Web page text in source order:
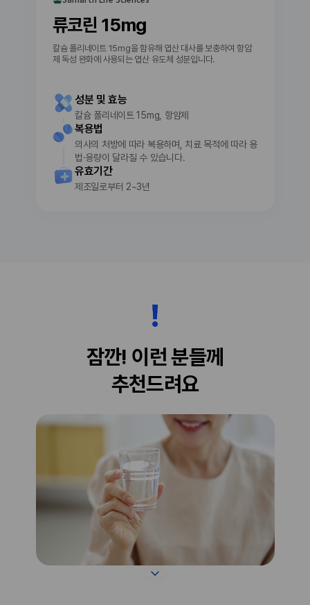
생성을 억제하여 탈모를 방지하고 머리카락의 재
생을 촉진합니다. 또한, 양성 전립선 비대증(BPH)
의 치료에도 사용되어, 전립선 크기를 줄이고 배뇨
증상을 개선하는 데 도움을 줍니다. 이 약물은 호
탈모(안드로겐 탈모)와 양성 전립선 비대증 치료에
사용되는 약물입니다. 이 약물은 디하이드로테스
토스테론(DHT)의 생성을 억제하여 탈모를 예방하
고, 전립선의 크기를 줄이는 데 도움을 줍니다. 미
녹시딜 경구제는 원래 고혈압 치료를 위해 개발되
었습니다. 이 약물의 주된 작용 원리는 혈관을 확
장시켜 혈압을 낮추는 것입니다. 피나스테리드는
실된 상황이라면 이런 효과는 발생하지 않는다.모
발 증가의 관점에서 보면 피나스테리드는 최소한
는 게 생장기-퇴행기-휴지기의 과정을 거치는데,
모발이 주로 빠지는 것은 휴지기 모발이다. 이런
휴지기 기간이 대략 3~6개월 정도이기에 이 기간
이 지나야 효과를 볼 수 있는 것이다. 또한 발모된
걸리기 때문에 아무리 마음이 급해도 최소 3개월
은 인내심을 갖고 기다릴 필요가 있다.다만 피나스
테리드의 본질적인 기능인 탈모 감소효과는 이보
다 훨씬 일찍 나타나는데, 빠르면 한 일주일만 복
용해도 머리를 감거나 빗을 때 머리카락이 빠지는
현상이 크게 감소한다. 일단 머리카락 빠지는 것이
줄어들면서 새로 난 모발에 의해 장기적으로 모발
증가 효과가 나타나는 것이다. 임상적으로는 1년
~1년 6개월가량 장기 복용 후에 모발 밀도가 최고
조에 달한다고 보고되고 있는데, 이는 효과가 늦게
나타나는 사람들까지 포함한 수치로 효과가 빠른
경우 6개월이면 상당한 모발 증가 효과를 체감할
수 있다.안타깝게도 매우 드물게 효과가 별로 없는
각한 심혈관 문제로 이어질 수 있다. � 따라서 협
심증, 심부전, 최근 심근경색 또는 뇌졸중 병력, 혈
압 문제 등이 있다면 임의로 판단하지 말고 반드시
의사 또는 약사와 상의해야 한다.음주와의 관계도
간과하면 안 되는 부분이다. 술을 마신 상태에서는
태에서 함께 사용하면 두통, 심장 두근거림, 어지
러움, 기립성 저혈압 위험이 높아질 수 있으므로
음주를 피하거나 최소화하는 편이 안전하다. � 특
히 다폭세틴까지 함께 포함된 복합 성분 제품인 만
큼, “술자리에서 분위기상 먹어도 되겠지”라는 식
의 접근은 위험할 수 있다. 효과를 높이기 위해 술
을 더 마시거나 다른 성기능 관련 약을 추가로 복
용하는 행동도 피해야 한다.부작용 가능성도 사용
상 발기가 지속되는 경우는 즉시 진료가 필요한 경
고 신호로 봐야 한다. � 이런 상황을 단순히 “약
나 주의할 점은 제품의 함량만 보고 임의로 복용량
을 정하는 행동이다. 온라인 판매 페이지마다 복용
시점이나 분할 복용 등에 관한 안내가 제각각일 수
있지만, 개인의 나이, 간·신장 기능, 혈압, 복용 중
은 달라질 수 있다. 공공 안전 안내에서도 경구용
발기부전 치료제는 정해진 용법과 용량을 지키고,
한 번에 두 종류 이상을 복용하지 말 것을 강조한
다. � 특히 다른 발기부전 치료제, 혈압약, 전립선
비대증 치료제, 일부 항진균제나 항생제 등을 복용
중이라면 상호작용 여부를 반드시 확인해야 한다.
다폭세틴의 경우 자몽주스도 주의 대상이다. 다폭
세틴 허가사항 관련 안전성 정보에는 자몽주스가
강한 CYP3A4 저해제로 작용할 수 있어 투여 전
24시간 이내 피해야 한다는 내용이 추가된 바 있
다. � 건강식품이나 한약, 보충제는 괜찮을 것이
라고 생각하기 쉽지만, 성분에 따라 혈압이나 약물
대사에 영향을 줄 수 있으므로 복용 목록을 의료진
류코린 15mg
칼슘 폴리네이트 15mg을 함유해 엽산 대사를 보충하여 항암
제 독성 완화에 사용되는 엽산 유도체 성분입니다.
성분 및 효능
칼슘 폴리네이트 15mg, 항암제
복용법
의사의 처방에 따라 복용하며, 치료 목적에 따라 용
법·용량이 달라질 수 있습니다.
유효기간
제조일로부터 2~3년
잠깐! 이런 분들께
추천드려요